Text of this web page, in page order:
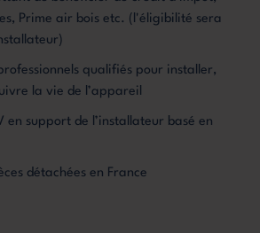
Prime air bois etc. (l'éligibilité sera
qualifiés pour installer,
la vie de l’appareil
en support de l’installateur basé en
détachées en France